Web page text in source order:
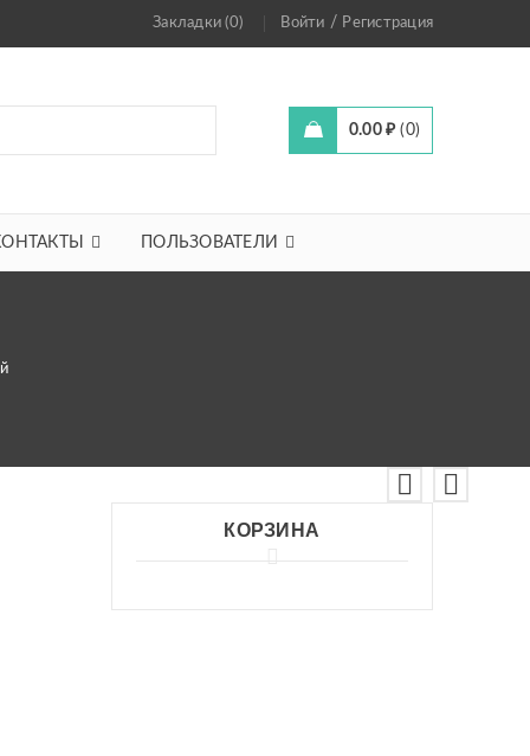
Закладки (0) Войти / Регистрация
0.00 ₽ 0
ПОЛЬЗОВАТЕЛИ
КОРЗИНА